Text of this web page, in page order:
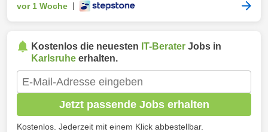
vor 1 Woche
Kostenlos die neuesten IT-Berater Jobs in
Karlsruhe erhalten.
Jetzt passende Jobs erhalten
Kostenlos. Jederzeit mit einem Klick abbestellbar.